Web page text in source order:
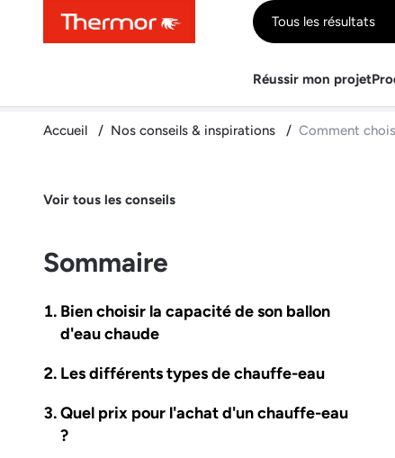
ContenuMenuRecherche Tous les résultats
Réussir mon projet
Accueil Nos conseils & inspirations Comment
Voir tous les conseils
Sommaire
Bien choisir la capacité de son ballon
d'eau chaude
Les différents types de chauffe-eau
Quel prix pour l'achat d'un chauffe-eau
?